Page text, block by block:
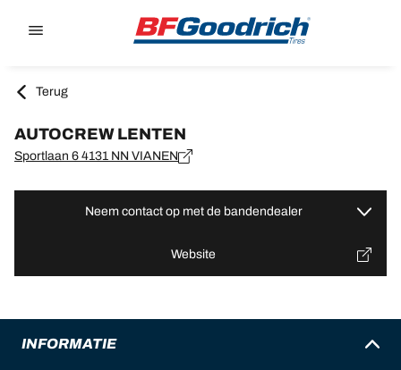
Terug
AUTOCREW LENTEN
Sportlaan 6 4131 NN VIANEN
Neem contact op met de bandendealer
Website
INFORMATIE